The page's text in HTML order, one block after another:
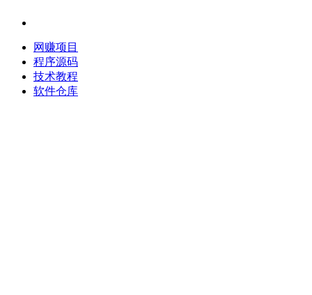
网赚项目
程序源码
技术教程
软件仓库